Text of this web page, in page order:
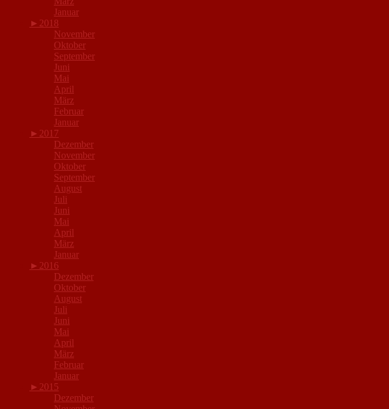
Januar
► 2018
November
Oktober
September
Juni
Mai
April
März
Februar
Januar
► 2017
Dezember
November
Oktober
September
August
Juli
Juni
Mai
April
März
Januar
► 2016
Dezember
Oktober
August
Juli
Juni
Mai
April
März
Februar
Januar
► 2015
Dezember